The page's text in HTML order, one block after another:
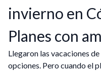
invierno en
Planes con
Llegaron las vacaciones
opciones. Pero cuando el